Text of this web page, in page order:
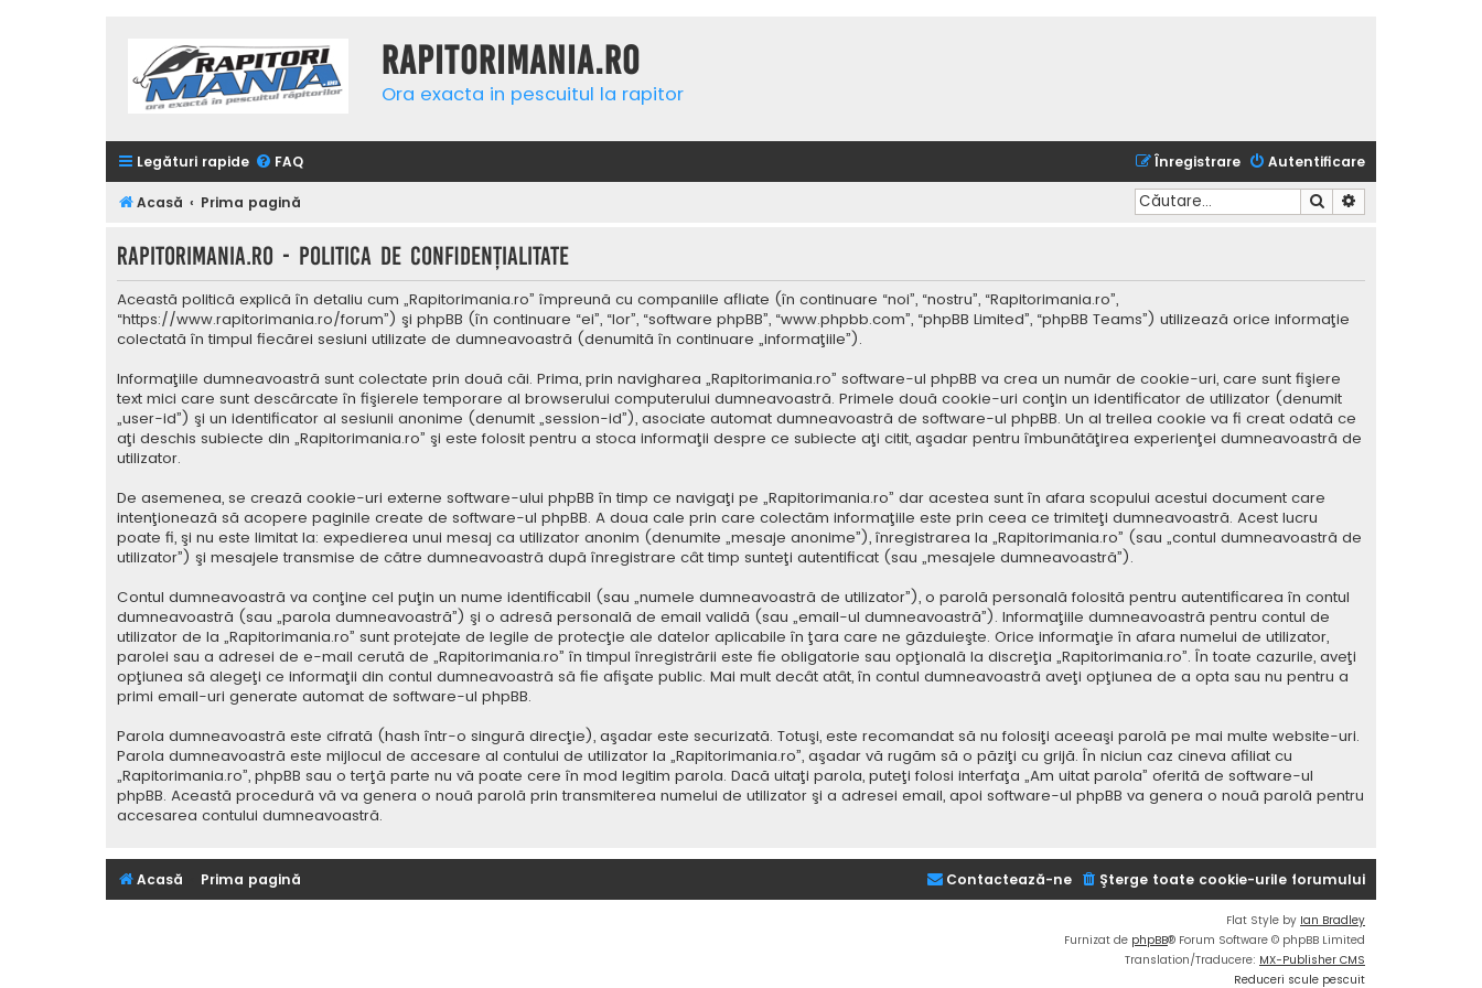
Rapitorimania.ro
Ora exacta in pescuitul la rapitor
Legături rapide FAQ Autentificare
Înregistrare
Acasă Prima pagină Căutare
Rapitorimania.ro - Politica de confidenţialitate
Această politică explică în detaliu cum „Rapitorimania.ro” împreună cu companiile afliate (în continuare “noi”, “nostru”, “Rapitorimania.ro”,
“https://www.rapitorimania.ro/forum”) şi phpBB (în continuare “ei”, “lor”, “software phpBB”, “www.phpbb.com”, “phpBB Limited”, “phpBB Teams”) utilizează orice informaţie
colectată în timpul fiecărei sesiuni utilizate de dumneavoastră (denumită în continuare „informaţiile”).
Informaţiile dumneavoastră sunt colectate prin două căi. Prima, prin navigharea „Rapitorimania.ro” software-ul phpBB va crea un număr de cookie-uri, care sunt fişiere
text mici care sunt descărcate în fişierele temporare al browserului computerului dumneavoastră. Primele două cookie-uri conţin un identificator de utilizator (denumit
„user-id”) şi un identificator al sesiunii anonime (denumit „session-id”), asociate automat dumneavoastră de software-ul phpBB. Un al treilea cookie va fi creat odată ce
aţi deschis subiecte din „Rapitorimania.ro” şi este folosit pentru a stoca informaţii despre ce subiecte aţi citit, aşadar pentru îmbunătăţirea experienţei dumneavoastră de
utilizator.
De asemenea, se crează cookie-uri externe software-ului phpBB în timp ce navigaţi pe „Rapitorimania.ro” dar acestea sunt în afara scopului acestui document care
intenţionează să acopere paginile create de software-ul phpBB. A doua cale prin care colectăm informaţiile este prin ceea ce trimiteţi dumneavoastră. Acest lucru
poate fi, şi nu este limitat la: expedierea unui mesaj ca utilizator anonim (denumite „mesaje anonime”), înregistrarea la „Rapitorimania.ro” (sau „contul dumneavoastră de
utilizator”) şi mesajele transmise de către dumneavoastră după înregistrare cât timp sunteţi autentificat (sau „mesajele dumneavoastră”).
Contul dumneavoastră va conţine cel puţin un nume identificabil (sau „numele dumneavoastră de utilizator”), o parolă personală folosită pentru autentificarea în contul
dumneavoastră (sau „parola dumneavoastră”) şi o adresă personală de email validă (sau „email-ul dumneavoastră”). Informaţiile dumneavoastră pentru contul de
utilizator de la „Rapitorimania.ro” sunt protejate de legile de protecţie ale datelor aplicabile în ţara care ne găzduieşte. Orice informaţie în afara numelui de utilizator,
parolei sau a adresei de e-mail cerută de „Rapitorimania.ro” în timpul înregistrării este fie obligatorie sau opţională la discreţia „Rapitorimania.ro”. În toate cazurile, aveţi
opţiunea să alegeţi ce informaţii din contul dumneavoastră să fie afişate public. Mai mult decât atât, în contul dumneavoastră aveţi opţiunea de a opta sau nu pentru a
primi email-uri generate automat de software-ul phpBB.
Parola dumneavoastră este cifrată (hash într-o singură direcţie), aşadar este securizată. Totuşi, este recomandat să nu folosiţi aceeaşi parolă pe mai multe website-uri.
Parola dumneavoastră este mijlocul de accesare al contului de utilizator la „Rapitorimania.ro”, aşadar vă rugăm să o păziţi cu grijă. În niciun caz cineva afiliat cu
„Rapitorimania.ro”, phpBB sau o terţă parte nu vă poate cere în mod legitim parola. Dacă uitaţi parola, puteţi folosi interfaţa „Am uitat parola” oferită de software-ul
phpBB. Această procedură vă va genera o nouă parolă prin transmiterea numelui de utilizator şi a adresei email, apoi software-ul phpBB va genera o nouă parolă pentru
accesarea contului dumneavoastră.
Acasă Prima pagină Şterge toate cookie-urile forumului
Contactează-ne
Flat Style by Ian Bradley
Furnizat de phpBB® Forum Software © phpBB Limited
Translation/Traducere: MX-Publisher CMS
Reduceri scule pescuit